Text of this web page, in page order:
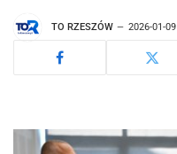
TO RZESZÓW 2026-01-09